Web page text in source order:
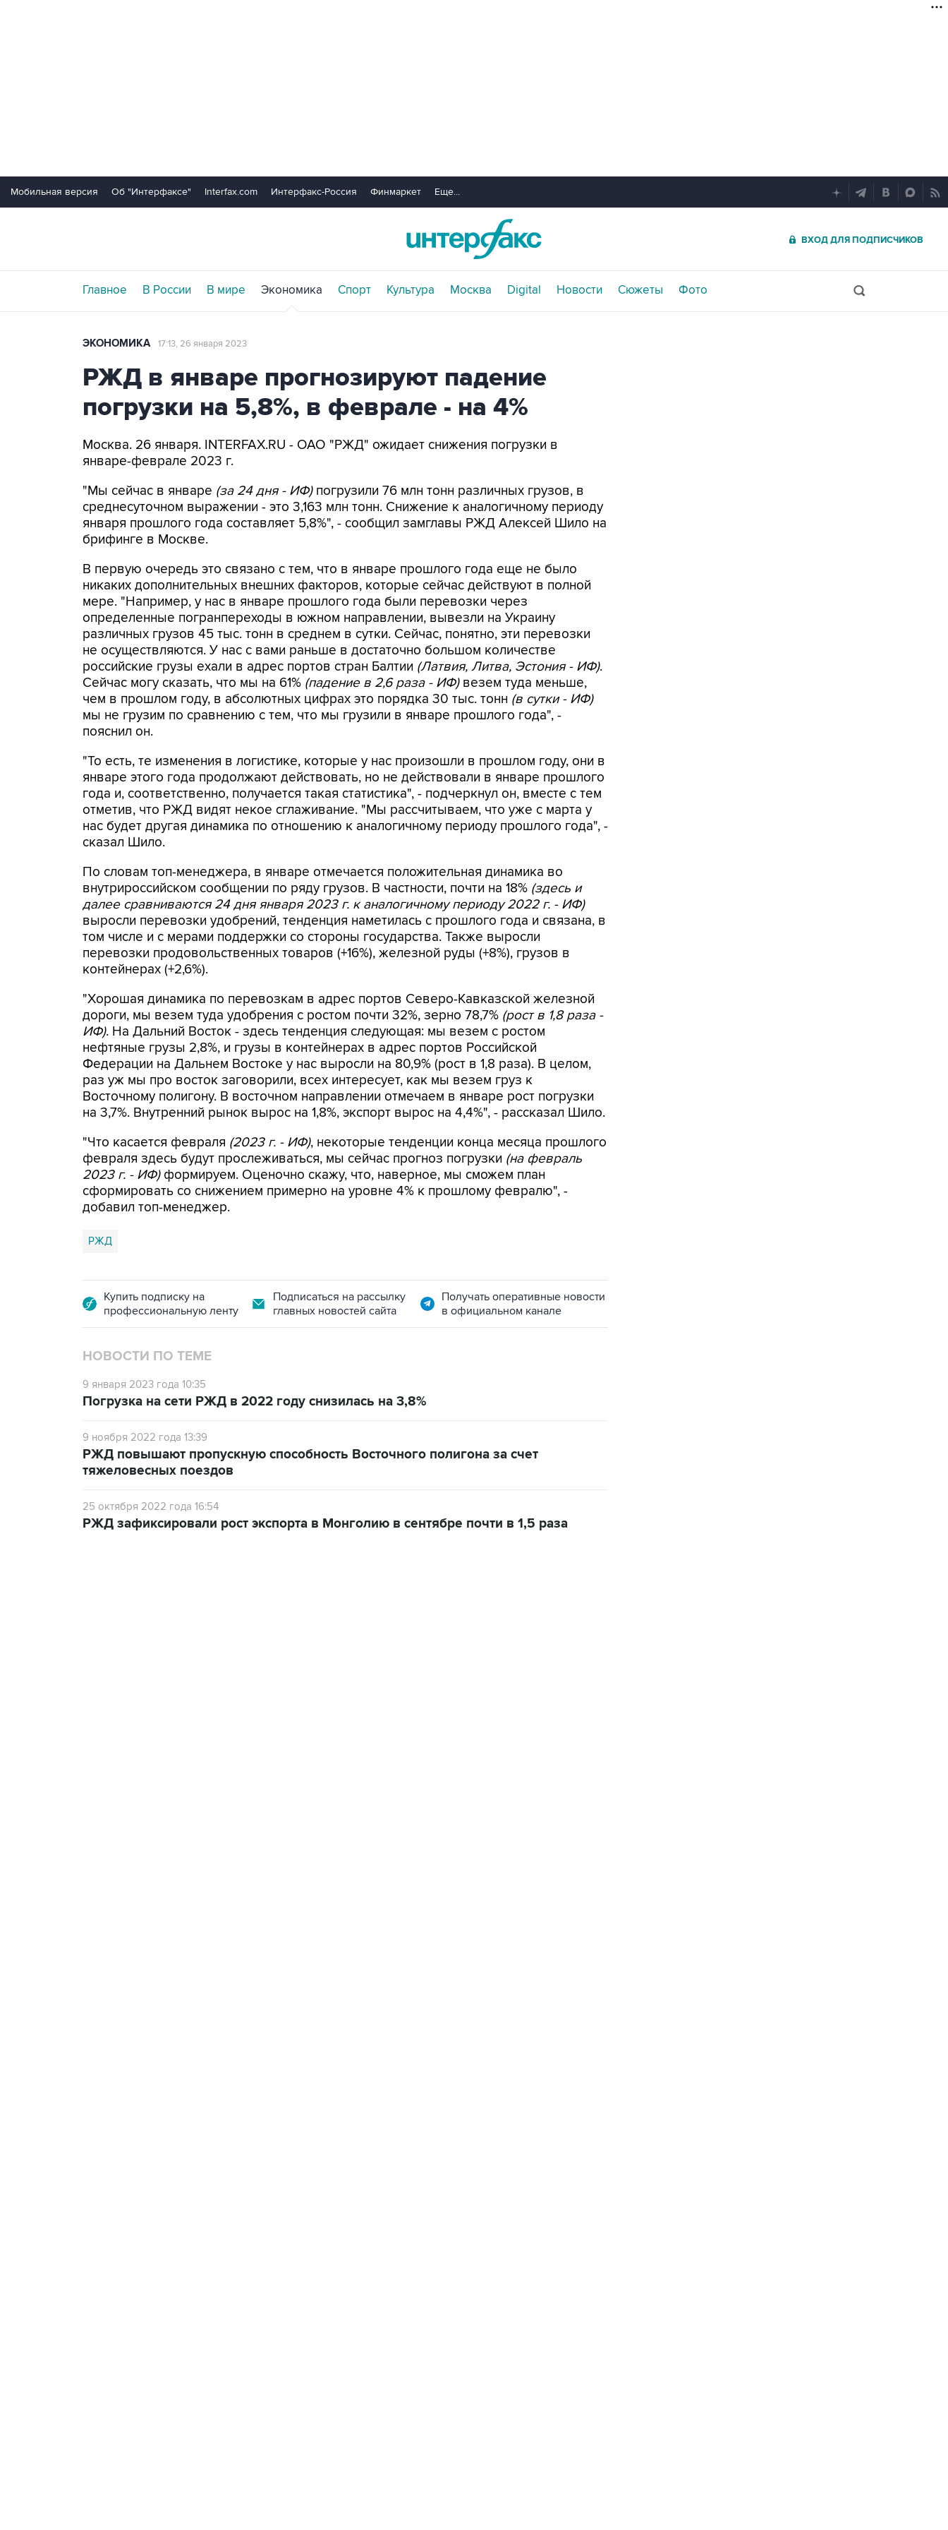
Мобильная версия Об "Интерфаксе" Interfax.com Интерфакс-Россия Финмаркет Еще...
ВХОД ДЛЯ ПОДПИСЧИКОВ
Главное В России В мире Экономика Спорт Культура Москва Digital Новости Сюжеты Фото
ЭКОНОМИКА 17:13, 26 января 2023
РЖД в январе прогнозируют падение
погрузки на 5,8%, в феврале - на 4%
Москва. 26 января. INTERFAX.RU - ОАО "РЖД" ожидает снижения погрузки в
январе-феврале 2023 г.
"Мы сейчас в январе (за 24 дня - ИФ) погрузили 76 млн тонн различных грузов, в
среднесуточном выражении - это 3,163 млн тонн. Снижение к аналогичному периоду
января прошлого года составляет 5,8%", - сообщил замглавы РЖД Алексей Шило на
брифинге в Москве.
В первую очередь это связано с тем, что в январе прошлого года еще не было
никаких дополнительных внешних факторов, которые сейчас действуют в полной
мере. "Например, у нас в январе прошлого года были перевозки через
определенные погранпереходы в южном направлении, вывезли на Украину
различных грузов 45 тыс. тонн в среднем в сутки. Сейчас, понятно, эти перевозки
не осуществляются. У нас с вами раньше в достаточно большом количестве
российские грузы ехали в адрес портов стран Балтии (Латвия, Литва, Эстония - ИФ).
Сейчас могу сказать, что мы на 61% (падение в 2,6 раза - ИФ)везем туда меньше,
чем в прошлом году, в абсолютных цифрах это порядка 30 тыс. тонн (в сутки - ИФ)
мы не грузим по сравнению с тем, что мы грузили в январе прошлого года", -
пояснил он.
"То есть, те изменения в логистике, которые у нас произошли в прошлом году, они в
январе этого года продолжают действовать, но не действовали в январе прошлого
года и, соответственно, получается такая статистика", - подчеркнул он, вместе с тем
отметив, что РЖД видят некое сглаживание. "Мы рассчитываем, что уже с марта у
нас будет другая динамика по отношению к аналогичному периоду прошлого года", -
сказал Шило.
По словам топ-менеджера, в январе отмечается положительная динамика во
внутрироссийском сообщении по ряду грузов. В частности, почти на 18% (здесь и
далее сравниваются 24 дня января 2023 г. к аналогичному периоду 2022 г. - ИФ)
выросли перевозки удобрений, тенденция наметилась с прошлого года и связана, в
том числе и с мерами поддержки со стороны государства. Также выросли
перевозки продовольственных товаров (+16%), железной руды (+8%), грузов в
контейнерах (+2,6%).
"Хорошая динамика по перевозкам в адрес портов Северо-Кавказской железной
дороги, мы везем туда удобрения с ростом почти 32%, зерно 78,7% (рост в 1,8 раза -
ИФ). На Дальний Восток - здесь тенденция следующая: мы везем с ростом
нефтяные грузы 2,8%, и грузы в контейнерах в адрес портов Российской
Федерации на Дальнем Востоке у нас выросли на 80,9% (рост в 1,8 раза). В целом,
раз уж мы про восток заговорили, всех интересует, как мы везем груз к
Восточному полигону. В восточном направлении отмечаем в январе рост погрузки
на 3,7%. Внутренний рынок вырос на 1,8%, экспорт вырос на 4,4%", - рассказал Шило.
"Что касается февраля (2023 г. - ИФ), некоторые тенденции конца месяца прошлого
февраля здесь будут прослеживаться, мы сейчас прогноз погрузки (на февраль
2023 г. - ИФ)формируем. Оценочно скажу, что, наверное, мы сможем план
сформировать со снижением примерно на уровне 4% к прошлому февралю", -
добавил топ-менеджер.
РЖД
Купить подписку на
профессиональную ленту
Подписаться на рассылку
главных новостей сайта
Получать оперативные новости
в официальном канале
НОВОСТИ ПО ТЕМЕ
9 января 2023 года 10:35
Погрузка на сети РЖД в 2022 году снизилась на 3,8%
9 ноября 2022 года 13:39
РЖД повышают пропускную способность Восточного полигона за счет
тяжеловесных поездов
25 октября 2022 года 16:54
РЖД зафиксировали рост экспорта в Монголию в сентябре почти в 1,5 раза